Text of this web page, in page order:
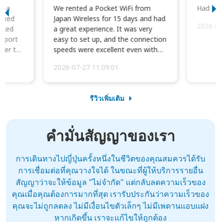
a
to
We rented a Pocket WiFi from
Japan Wireless for 15 days and had
a great experience. It was very
easy to set up, and the connection
speeds were excellent even with
2026-07-27 11:09:01
Had
2026-
รีวิวเพิ่มเติม
คำมั่นสัญญาของเรา
การเดินทางไปญี่ปุ่นครั้งหนึ่งในชีวิตของคุณสมควรได้รับ
การเชื่อมต่อที่คุณวางใจได้ ในขณะที่ผู้ให้บริการรายอื่น
สัญญาว่าจะให้ข้อมูล "ไม่จำกัด" แต่กลับลดความเร็วของ
คุณเมื่อคุณต้องการมากที่สุด เรารับประกันว่าความเร็วของ
คุณจะไม่ถูกลดลง ไม่มีเงื่อนไขตัวเล็กๆ ไม่มีเพดานแอบแฝง
หากเกิดขึ้น เราจะแก้ไขให้ถูกต้อง